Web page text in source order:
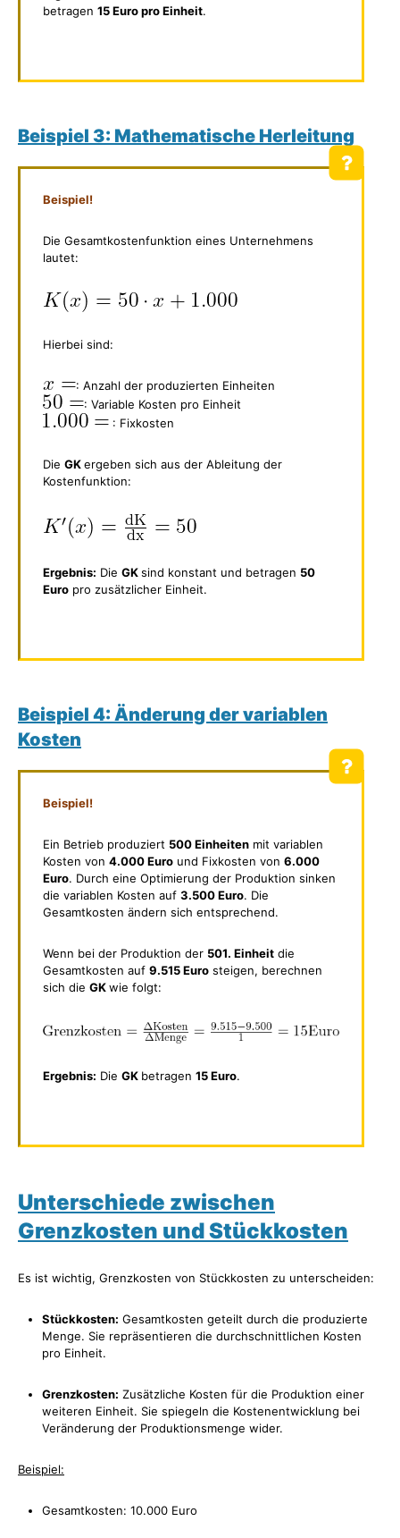
betragen 15 Euro pro Einheit.
Beispiel 3: Mathematische Herleitung
Beispiel!
Die Gesamtkostenfunktion eines Unternehmens
lautet:
Hierbei sind:
: Anzahl der produzierten Einheiten
: Variable Kosten pro Einheit
: Fixkosten
Die GKergeben sich aus der Ableitung der
Kostenfunktion:
Ergebnis: Die GKsind konstant und betragen 50
Euro pro zusätzlicher Einheit.
Beispiel 4: Änderung der variablen
Kosten
Beispiel!
Ein Betrieb produziert 500 Einheiten mit variablen
Kosten von 4.000 Euro und Fixkosten von 6.000
Euro. Durch eine Optimierung der Produktion sinken
die variablen Kosten auf 3.500 Euro. Die
Gesamtkosten ändern sich entsprechend.
Wenn bei der Produktion der 501. Einheit die
Gesamtkosten auf 9.515 Euro steigen, berechnen
sich die GKwie folgt:
Ergebnis: Die GK betragen 15 Euro.
Unterschiede zwischen
Grenzkosten und Stückkosten
Es ist wichtig, Grenzkosten von Stückkosten zu unterscheiden:
Stückkosten: Gesamtkosten geteilt durch die produzierte
Menge. Sie repräsentieren die durchschnittlichen Kosten
pro Einheit.
Grenzkosten: Zusätzliche Kosten für die Produktion einer
weiteren Einheit. Sie spiegeln die Kostenentwicklung bei
Veränderung der Produktionsmenge wider.
Beispiel:
Gesamtkosten: 10.000 Euro